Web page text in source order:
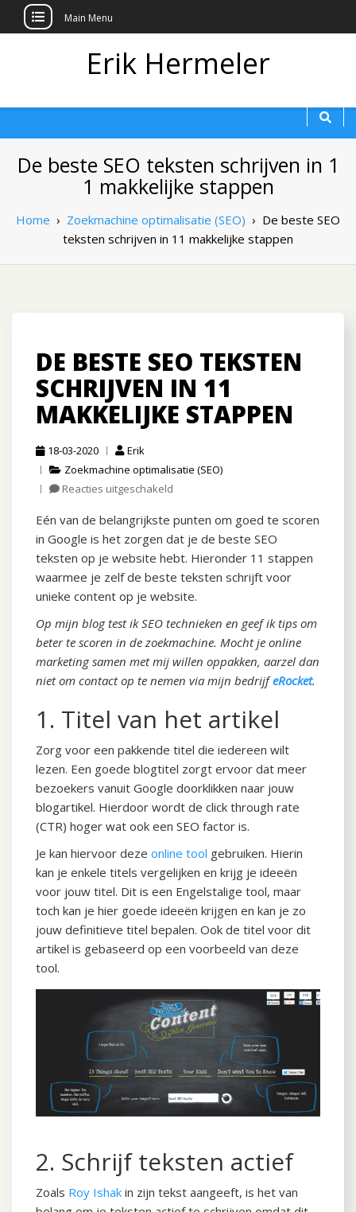
Main Menu
Erik Hermeler
De beste SEO teksten schrijven in 1
1 makkelijke stappen
Home › Zoekmachine optimalisatie (SEO) › De beste SEO
teksten schrijven in 11 makkelijke stappen
DE BESTE SEO TEKSTEN
SCHRIJVEN IN 11
MAKKELIJKE STAPPEN
18-03-2020
Erik
Zoekmachine optimalisatie (SEO)
Reacties uitgeschakeld
beste
SEO
teksten
in
11
makkelijke
stappen
Eén van de belangrijkste punten om goed te scoren
in Google is het zorgen dat je de beste SEO
teksten op je website hebt. Hieronder 11 stappen
waarmee je zelf de beste teksten schrijft voor
unieke content op je website.
Op mijn blog test ik SEO technieken en geef ik tips om
beter te scoren in de zoekmachine. Mocht je online
marketing samen met mij willen oppakken, aarzel dan
niet om contact op te nemen via mijn bedrijfeRocket.
1. Titel van het artikel
Zorg voor een pakkende titel die iedereen wilt
lezen. Een goede blogtitel zorgt ervoor dat meer
bezoekers vanuit Google doorklikken naar jouw
blogartikel. Hierdoor wordt de click through rate
(CTR) hoger wat ook een SEO factor is.
Je kan hiervoor deze online tool gebruiken. Hierin
kan je enkele titels vergelijken en krijg je ideeën
voor jouw titel. Dit is een Engelstalige tool, maar
toch kan je hier goede ideeën krijgen en kan je zo
jouw definitieve titel bepalen. Ook de titel voor dit
artikel is gebaseerd op een voorbeeld van deze
tool.
2. Schrijf teksten actief
Zoals Roy Ishak in zijn tekst aangeeft, is het van